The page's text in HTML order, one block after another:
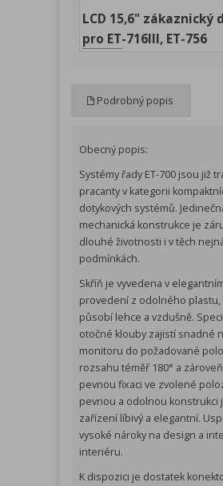
LCD 15,6" zákaznický
pro ET-716III, ET-756
Podrobný popis
Obecný popis:
Systémy řady ET-700 jsou již
pracanty v kategorii
dotykových systémů.
mechanická konstrukce je
dlouhé životnosti i v těch
podmínkách.
Skříň je vyvedena v
provedení z odolného plastu,
působí lehce a vzdušně.
otočné klouby zajistí snadné
monitoru do požadované
rozsahu téměř 180° a
pevnou fixaci ve zvolené
pevnou a odolnou konstrukci
zařízení líbivý a elegantní.
vysoké nároky na design a
interiéru.
K dispozici je dostatek